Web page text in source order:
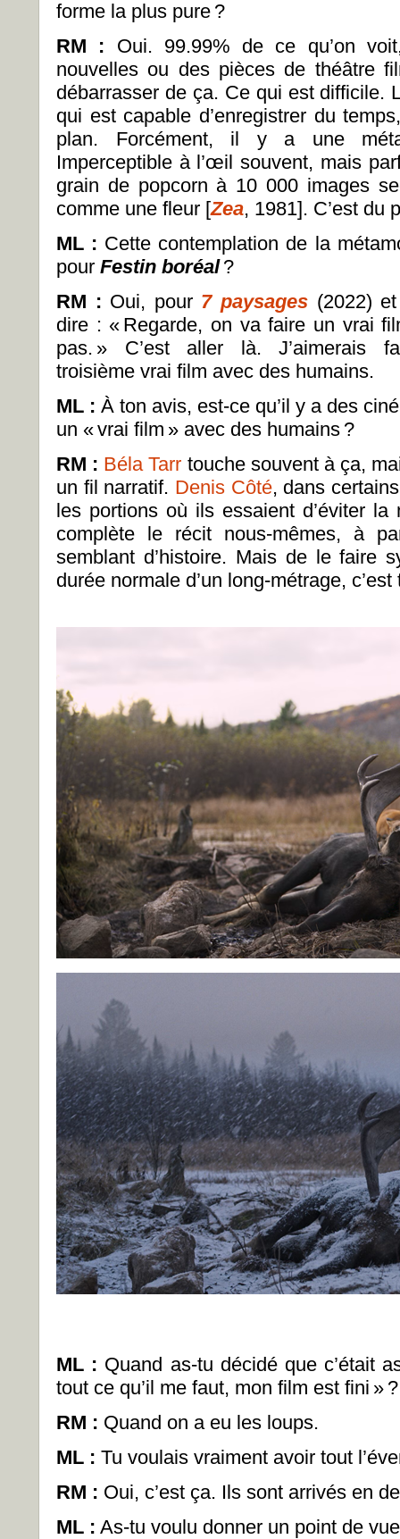
forme la plus pure ?
RM : Oui. 99.99% de ce qu’on
nouvelles ou des pièces de théâtre
débarrasser de ça. Ce qui est difficile.
qui est capable d’enregistrer du
plan. Forcément, il y a une
Imperceptible à l’œil souvent, mais
grain de popcorn à 10 000 images
comme une fleur [Zea, 1981]. C’est du
ML : Cette contemplation de la
pour Festin boréal ?
RM : Oui, pour 7 paysages (2022)
dire : « Regarde, on va faire un vrai
pas. » C’est aller là. J’aimerais
troisième vrai film avec des humains.
ML : À ton avis, est-ce qu’il y a des
un «vrai film » avec des humains ?
RM : Béla Tarr touche souvent à ça,
un fil narratif. Denis Côté, dans
les portions où ils essaient d’éviter la
complète le récit nous-mêmes, à
semblant d’histoire. Mais de le faire
durée normale d’un long-métrage,
ML : Quand as-tu décidé que c’était
tout ce qu’il me faut, mon film est fini » ?
RM : Quand on a eu les loups.
ML : Tu voulais vraiment avoir tout
RM : Oui, c’est ça. Ils sont arrivés en
ML : As-tu voulu donner un point de